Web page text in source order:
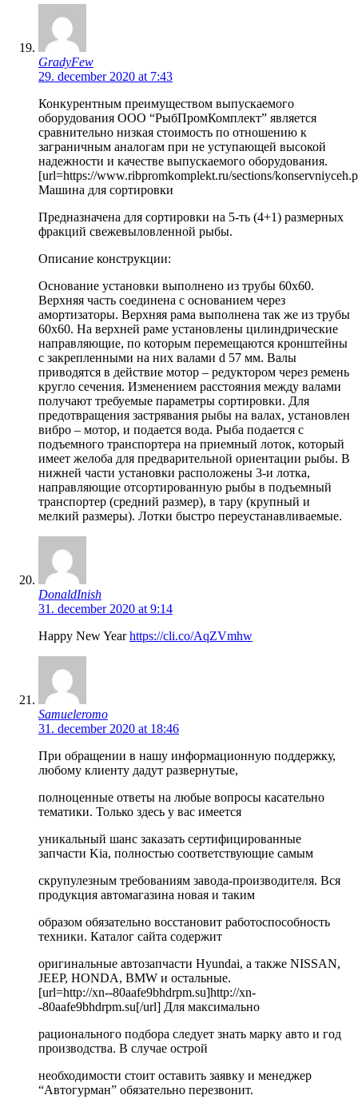
GradyFew
29. december 2020 at 7:43
Конкурентным преимуществом выпускаемого
оборудования ООО “РыбПромКомплект” является
сравнительно низкая стоимость по отношению к
заграничным аналогам при не уступающей высокой
надежности и качестве выпускаемого оборудования.
[url=https://www.ribpromkomplekt.ru/sections/
Машина для сортировки
Предназначена для сортировки на 5-ть (4+1) размерных
фракций свежевыловленной рыбы.
Описание конструкции:
Основание установки выполнено из трубы 60х60.
Верхняя часть соединена с основанием через
амортизаторы. Верхняя рама выполнена так же из трубы
60х60. На верхней раме установлены цилиндрические
направляющие, по которым перемещаются кронштейны
с закрепленными на них валами d 57 мм. Валы
приводятся в действие мотор – редуктором через ремень
кругло сечения. Изменением расстояния между валами
получают требуемые параметры сортировки. Для
предотвращения застрявания рыбы на валах, установлен
вибро – мотор, и подается вода. Рыба подается с
подъемного транспортера на приемный лоток, который
имеет желоба для предварительной ориентации рыбы. В
нижней части установки расположены 3-и лотка,
направляющие отсортированную рыбы в подъемный
транспортер (средний размер), в тару (крупный и
мелкий размеры). Лотки быстро переустанавливаемые.
DonaldInish
31. december 2020 at 9:14
Happy New Yearhttps://cli.co/AqZVmhw
Samueleromo
31. december 2020 at 18:46
При обращении в нашу информационную поддержку,
любому клиенту дадут развернутые,
полноценные ответы на любые вопросы касательно
тематики. Только здесь у вас имеется
уникальный шанс заказать сертифицированные
запчасти Kia, полностью соответствующие самым
скрупулезным требованиям завода-производителя. Вся
продукция автомагазина новая и таким
образом обязательно восстановит работоспособность
техники. Каталог сайта содержит
оригинальные автозапчасти Hyundai, а также NISSAN,
JEEP, HONDA, BMW и остальные.
[url=http://xn--80aafe9bhdrpm.su]http://xn-
-80aafe9bhdrpm.su[/url] Для максимально
рационального подбора следует знать марку авто и год
производства. В случае острой
необходимости стоит оставить заявку и менеджер
“Автогурман” обязательно перезвонит.